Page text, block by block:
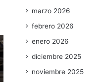
marzo 2026
febrero 2026
enero 2026
diciembre 2025
noviembre 2025